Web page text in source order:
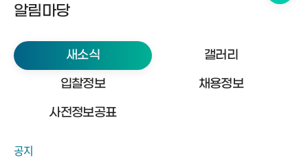
알림마당
새소식
갤러리
입찰정보
채용정보
사전정보공표
공지